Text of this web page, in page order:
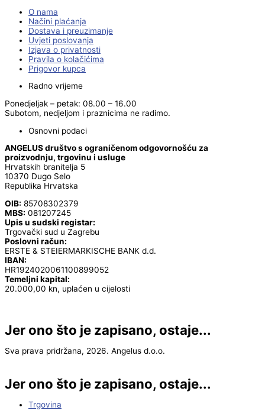
O nama
Načini plaćanja
Dostava i preuzimanje
Uvjeti poslovanja
Izjava o privatnosti
Pravila o kolačićima
Prigovor kupca
Radno vrijeme
Ponedjeljak – petak: 08.00 – 16.00
Subotom, nedjeljom i praznicima ne radimo.
Osnovni podaci
ANGELUS društvo s ograničenom odgovornošću za
proizvodnju, trgovinu i usluge
Hrvatskih branitelja 5
10370 Dugo Selo
Republika Hrvatska
OIB: 85708302379
MBS: 081207245
Upis u sudski registar:
Trgovački sud u Zagrebu
Poslovni račun:
ERSTE & STEIERMARKISCHE BANK d.d.
IBAN:
HR1924020061100899052
Temeljni kapital:
20.000,00 kn, uplaćen u cijelosti
Jer ono što je zapisano, ostaje...
Sva prava pridržana, 2026. Angelus d.o.o.
Jer ono što je zapisano, ostaje...
Trgovina